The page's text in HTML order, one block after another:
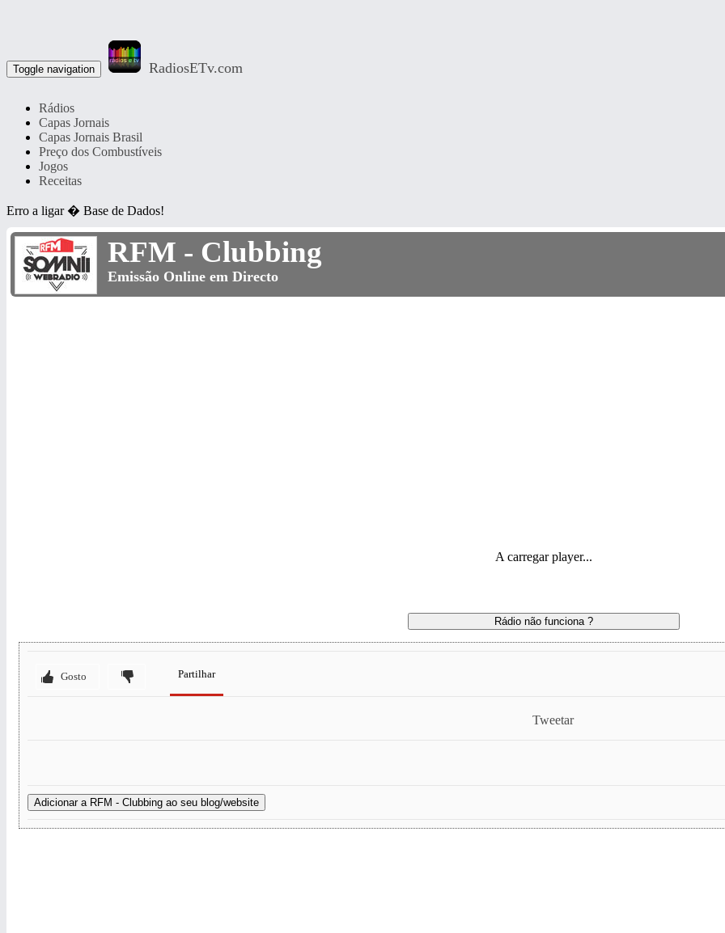
Toggle navigation RadiosETv.com
Rádios
Capas Jornais
Capas Jornais Brasil
Preço dos Combustíveis
Jogos
Receitas
Erro a ligar � Base de Dados!
RFM - Clubbing
Emissão Online em Directo
A carregar player...
Rádio não funciona ?
Gosto Partilhar
Tweetar
Adicionar a RFM - Clubbing ao seu blog/website